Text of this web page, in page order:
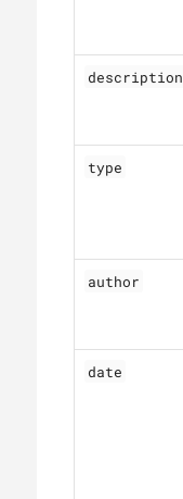
description
type
author
date